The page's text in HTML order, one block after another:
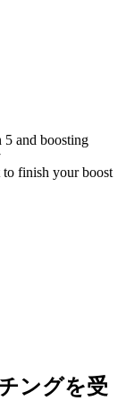
5 and boosting
finish your boost
ングを受